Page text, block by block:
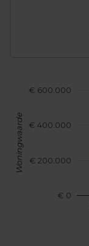
€ 0
€ 200.000
€ 400.000
€ 600.000
Woningwaarde